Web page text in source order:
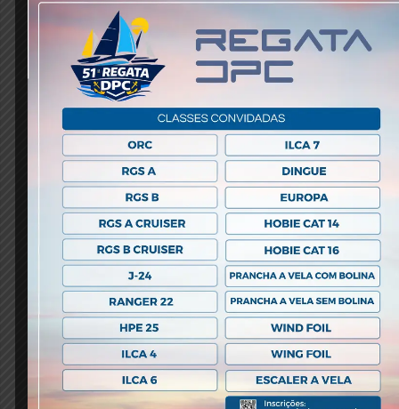
Espaços Charitas – Diversas
opções para o seu evento!
No nosso Clube, seu evento terá o espaço e o
conforto que você e seus convidados merecem.
Nosso amplo Salão, Almirante Maximiano conta com
aparelhos de climatização de ambiente de alta
potência, para que você possa realizar
confortavelmente eventos inesquecíveis. Temos
também o Espaço Scaffo, um ambiente ideal para
festas mais exclusivas. As áreas externas como as
Churrasqueiras e o Deck, também estão disponíveis
para festas.
Associações de turma terão isenção do aluguel dos
espaços (caso utilizem os serviços de buffet do
Restaurante do Clube).
Para mais informações e reservas, fale com a
nossa Secretaria Social (21) 2109-8114 (também